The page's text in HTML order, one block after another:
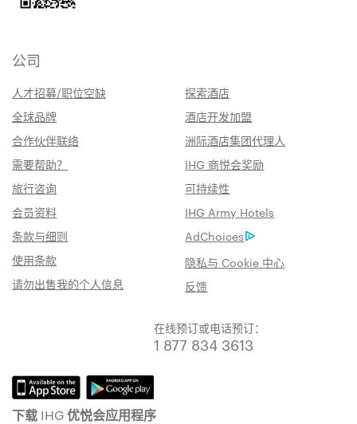
公司
人才招募/职位空缺
探索酒店
全球品牌
酒店开发加盟
合作伙伴联络
洲际酒店集团代理人
需要帮助？
IHG 商悦会奖励
旅行咨询
可持续性
会员资料
IHG Army Hotels
条款与细则
AdChoices
使用条款
隐私与 Cookie 中心
请勿出售我的个人信息
反馈
在线预订或电话预订：
1 877 834 3613
下载 IHG 优悦会应用程序